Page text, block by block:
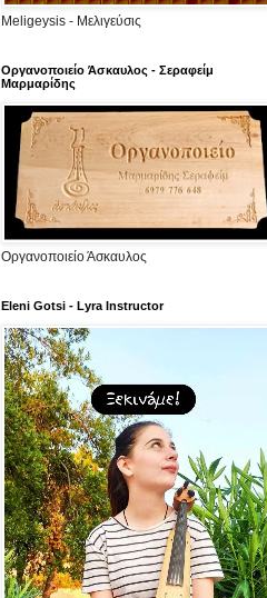
Meligeysis - Μελιγεύσις
Οργανοποιείο Άσκαυλος - Σεραφείμ
Μαρμαρίδης
Οργανοποιείο Άσκαυλος
Eleni Gotsi - Lyra Instructor